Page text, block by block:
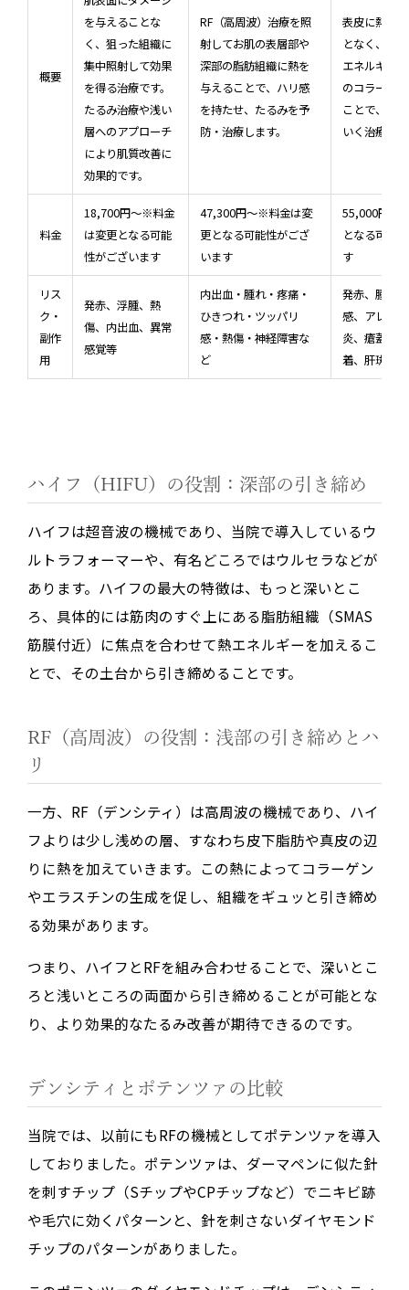
概要
を与えることな
く、狙った組織に
集中照射して効果
を得る治療です。
たるみ治療や浅い
層へのアプローチ
により肌質改善に
効果的です。
RF（高周波）治療を照
射してお肌の表層部や
深部の脂肪組織に熱を
与えることで、ハリ感
を持たせ、たるみを予
防・治療します。
表皮に熱損
となく、真
エネルギー
のコラーゲ
ことで、お
いく治療で
料金
18,700円～※料金
は変更となる可能
性がございます
47,300円～※料金は変
更となる可能性がござ
います
55,000円～
となる可能
す
リス
ク・
副作
用
発赤、浮腫、熱
傷、内出血、異常
感覚等
内出血・腫れ・疼痛・
ひきつれ・ツッパリ
感・熱傷・神経障害な
ど
発赤、腫脹
感、アレル
炎、瘡蓋、
着、肝斑悪
ハイフ（HIFU）の役割：深部の引き締め
ハイフは超音波の機械であり、当院で導入しているウ
ルトラフォーマーや、有名どころではウルセラなどが
あります。ハイフの最大の特徴は、 もっと深いとこ
ろ、具体的には筋肉のすぐ上にある脂肪組織（SMAS
筋膜付近）に焦点を合わせて熱エネルギーを加えるこ
とで、その土台から引き締めることです。
RF（高周波）の役割：浅部の引き締めとハ
リ
一方、RF（デンシティ）は高周波の機械であり、 ハイ
フよりは少し浅めの層、すなわち皮下脂肪や真皮の辺
りに熱を加えていきます。この熱によってコラーゲン
やエラスチンの生成を促し、組織をギュッと引き締め
る効果があります。
つまり、ハイフとRFを組み合わせることで、 深いとこ
ろと浅いところの両面から引き締めることが可能とな
り、より効果的なたるみ改善が期待できるのです。
デンシティとポテンツァの比較
当院では、以前にもRFの機械としてポテンツァを導入
しておりました。ポテンツァは、ダーマペンに似た針
を刺すチップ（SチップやCPチップなど）でニキビ跡
や毛穴に効くパターンと、針を刺さないダイヤモンド
チップのパターンがありました。